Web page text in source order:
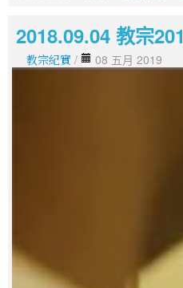
2018.09.04 教宗
教宗紀實 / 08 五月 2019